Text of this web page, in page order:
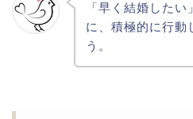
「早く結婚した
に、積極的に行動
う。